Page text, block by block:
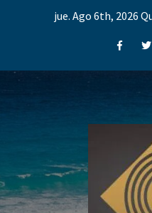
jue. Ago 6th, 2026
Facebook